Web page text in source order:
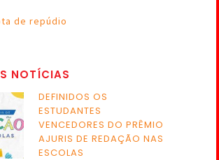
de repúdio
NOTÍCIAS
DEFINIDOS OS
ESTUDANTES
VENCEDORES DO PRÊMIO
AJURIS DE REDAÇÃO NAS
ESCOLAS